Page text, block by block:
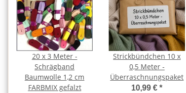
20 x 3 Meter -
Schrägband
Baumwolle 1,2 cm
FARBMIX gefalzt
Strickbündchen 10 x
0,5 Meter -
Überraschnungspaket
10,99 €*